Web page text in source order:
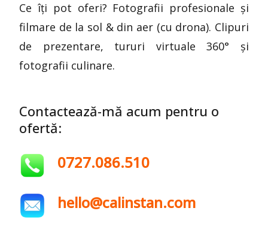
Ce îți pot oferi? Fotografii profesionale și
filmare de la sol & din aer (cu drona). Clipuri
de prezentare, tururi virtuale 360° și
fotografii culinare.
Contactează-mă acum pentru o
ofertă:
0727.086.510
hello@calinstan.com